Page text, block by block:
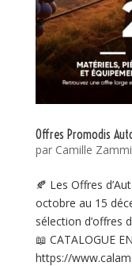
Offres Promodis
par Camille
🍂 Les Offres
octobre au 15
sélection d’offres
📖 CATALOGUE
https://